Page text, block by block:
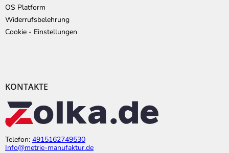
OS Platform
Widerrufsbelehrung
Cookie - Einstellungen
KONTAKTE
Telefon: 4915162749530
Info@metrie-manufaktur.de